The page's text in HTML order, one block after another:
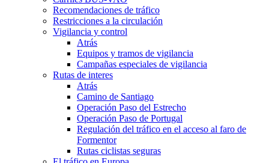
Recomendaciones de tráfico
Restricciones a la circulación
Vigilancia y control
Atrás
Equipos y tramos de vigilancia
Campañas especiales de vigilancia
Rutas de interes
Atrás
Camino de Santiago
Operación Paso del Estrecho
Operación Paso de Portugal
Regulación del tráfico en el acceso al faro de
Formentor
Rutas ciclistas seguras